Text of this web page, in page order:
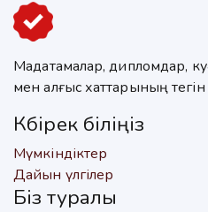
Мадақтамалар, дипломдар,
мен алғыс хаттарының
Көбірек біліңіз
Мүмкіндіктер
Дайын үлгілер
Біз туралы